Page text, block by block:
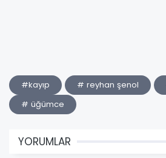
#kayıp # reyhan şenol
# üğümce
YORUMLAR